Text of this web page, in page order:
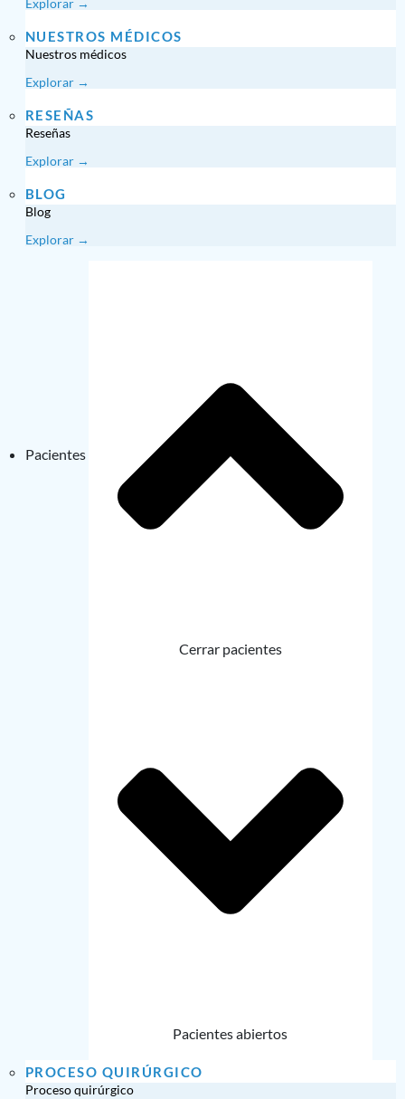
Explorar →
NUESTROS MÉDICOS
Nuestros médicos
Explorar →
RESEÑAS
Reseñas
Explorar →
BLOG
Blog
Explorar →
Pacientes
Cerrar pacientes
Pacientes abiertos
PROCESO QUIRÚRGICO
Proceso quirúrgico